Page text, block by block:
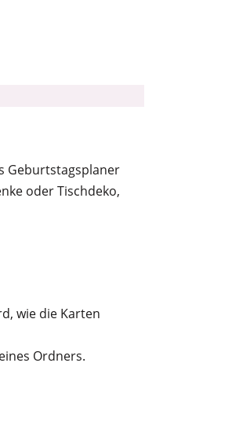
Geburtstagsplaner
oder Tischdeko,
wie die Karten
Ordners.